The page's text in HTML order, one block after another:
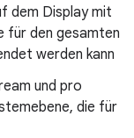
dem Display mit
für den gesamten
werden kann
und pro
die für